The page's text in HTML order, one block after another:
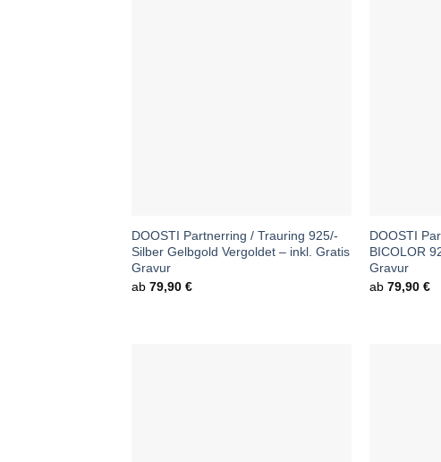
DOOSTI Partnerring / Trauring 925/-
Silber Gelbgold Vergoldet – inkl. Gratis
Gravur
ab 79,90 €
DOOSTI
BICOLOR
Gravur
ab79,90€